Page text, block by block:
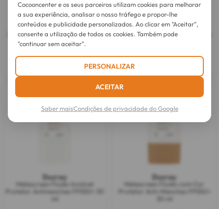
Ducray
Melascreen Contorno dos Olhos
Anti-Manchas 15 ml
Ducray
Melascreen Sérum Antimanchas
Ducray
Melascreen Fluido Invisível
Protetor Antimanchas FPS50+ 30
Ducray
Melascreen Fluido com Cor
Cocooncenter e os seus parceiros utilizam cookies para melhorar
a sua experiência, analisar o nosso tráfego e propor-lhe
conteúdos e publicidade personalizados. Ao clicar em "Aceitar",
consente a utilização de todos os cookies. Também pode
"continuar sem aceitar".
PERSONALIZAR
ACEITAR
Saber maisCondições de privacidade do Google